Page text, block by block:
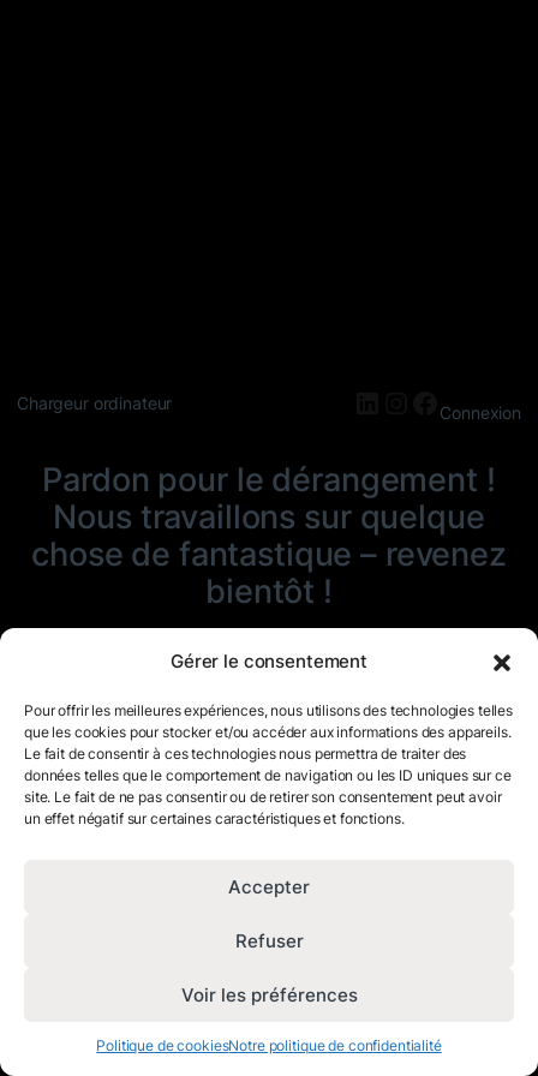
Gérer le consentement
Pour offrir les meilleures expériences, nous utilisons des technologies telles
que les cookies pour stocker et/ou accéder aux informations des appareils.
Le fait de consentir à ces technologies nous permettra de traiter des
données telles que le comportement de navigation ou les ID uniques sur ce
site. Le fait de ne pas consentir ou de retirer son consentement peut avoir
un effet négatif sur certaines caractéristiques et fonctions.
Accepter
Refuser
Voir les préférences
Politique de cookiesNotre politique de confidentialité
Chargeur ordinateur LinkedIn
Instagram
Connexion
Pardon pour le dérangement !
Nous travaillons sur quelque
chose de fantastique – revenez
bientôt !